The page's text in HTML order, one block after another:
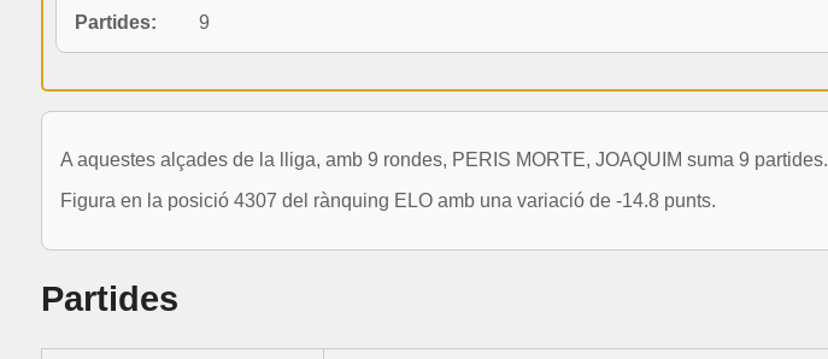
Partides:
9
A aquestes alçades de la lliga, amb 9 rondes, PERIS MORTE, JOAQUIM suma 9 partides.
Figura en la posició 4307 del rànquing ELO amb una variació de -14.8 punts.
Partides